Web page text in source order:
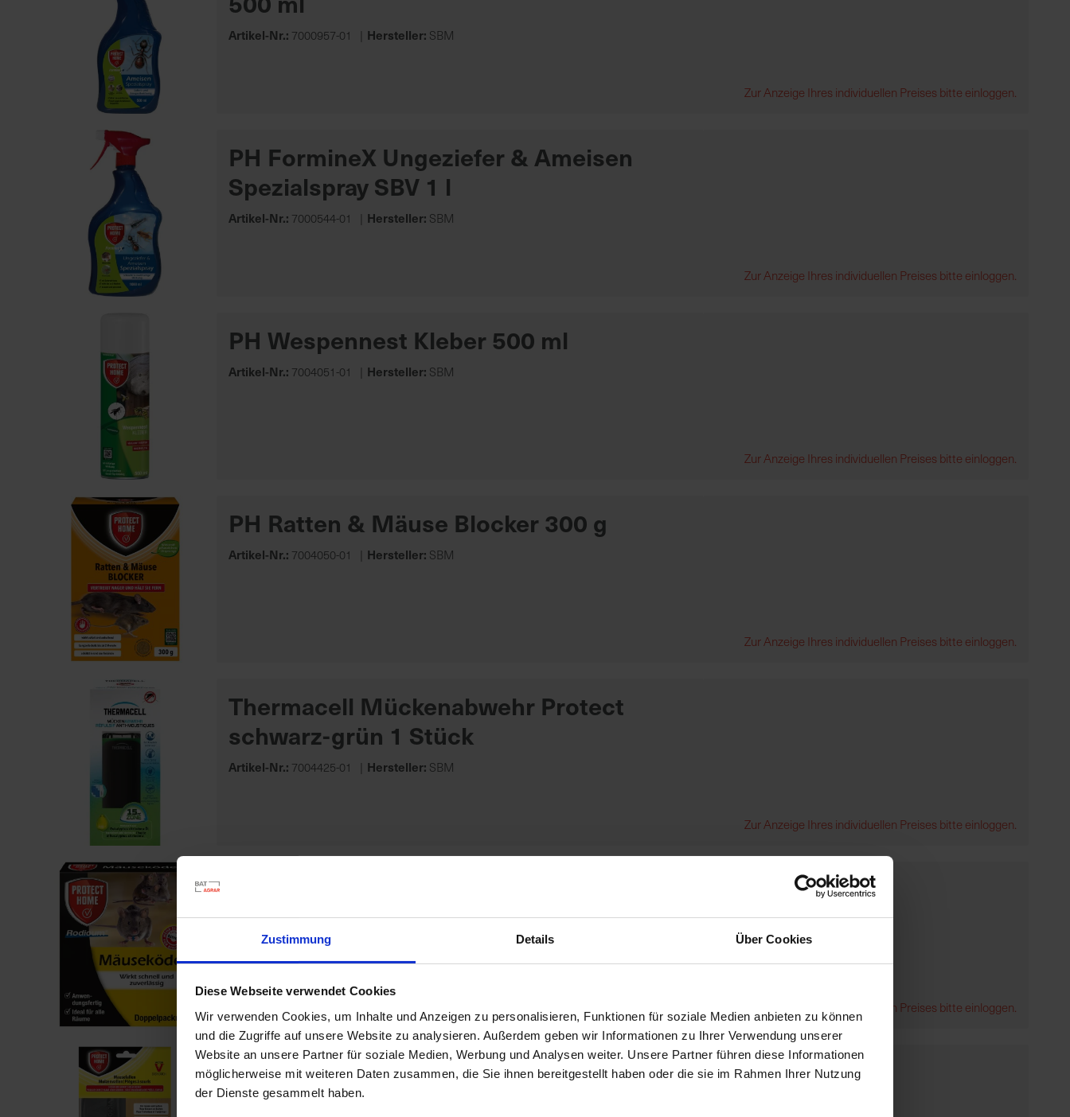
Zustimmung Details Über Cookies
Diese Webseite verwendet Cookies
Wir verwenden Cookies, um Inhalte und Anzeigen zu personalisieren, Funktionen für soziale Medien anbieten zu können
und die Zugriffe auf unsere Website zu analysieren. Außerdem geben wir Informationen zu Ihrer Verwendung unserer
Website an unsere Partner für soziale Medien, Werbung und Analysen weiter. Unsere Partner führen diese Informationen
möglicherweise mit weiteren Daten zusammen, die Sie ihnen bereitgestellt haben oder die sie im Rahmen Ihrer Nutzung
der Dienste gesammelt haben.
Artikel-Nr.: 7000957-01 Hersteller: SBM
Zur Anzeige Ihres individuellen Preises bitte einloggen.
PH FormineX Ungeziefer & Ameisen
Spezialspray SBV 1 l
Artikel-Nr.: 7000544-01 Hersteller: SBM
Zur Anzeige Ihres individuellen Preises bitte einloggen.
PH Wespennest Kleber 500 ml
Artikel-Nr.: 7004051-01 Hersteller: SBM
Zur Anzeige Ihres individuellen Preises bitte einloggen.
PH Ratten & Mäuse Blocker 300 g
Artikel-Nr.: 7004050-01 Hersteller: SBM
Zur Anzeige Ihres individuellen Preises bitte einloggen.
Thermacell Mückenabwehr Protect
schwarz-grün 1 Stück
Artikel-Nr.: 7004425-01 Hersteller: SBM
Zur Anzeige Ihres individuellen Preises bitte einloggen.
Artikel-Nr.:7000960-01-cfg Hersteller:SBM
Zur Anzeige Ihres individuellen Preises bitte einloggen.
PH Mausefallen Easy Catch 2 Stück
Artikel-Nr.: